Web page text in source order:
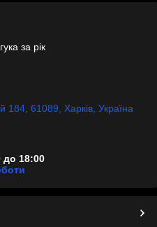
за рік
184, 61089, Харків, Україна
до 18:00